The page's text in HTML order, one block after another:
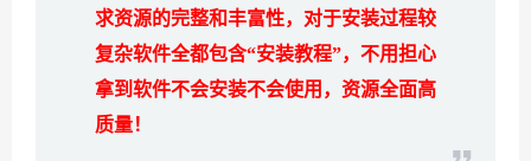
求资源的完整和丰富性，对于安装过程较
复杂软件全都包含“安装教程”，不用担心
拿到软件不会安装不会使用，资源全面高
质量！